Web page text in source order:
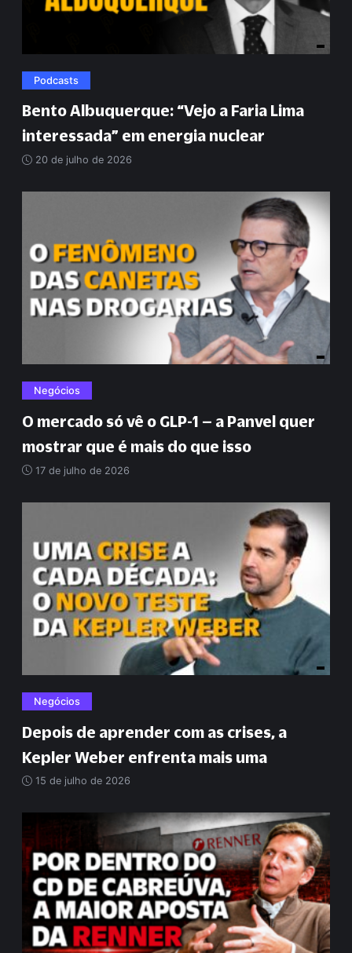
Podcasts
Bento Albuquerque: “Vejo a Faria Lima
interessada” em energia nuclear
20 de julho de 2026
Negócios
O mercado só vê o GLP-1 – a Panvel quer
mostrar que é mais do que isso
17 de julho de 2026
Negócios
Depois de aprender com as crises, a
Kepler Weber enfrenta mais uma
15 de julho de 2026